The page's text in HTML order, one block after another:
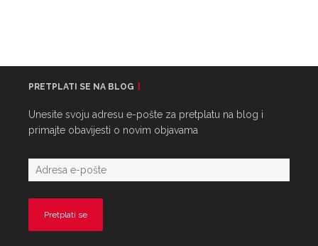
PRETPLATI SE NA BLOG
Unesite svoju adresu e-pošte za pretplatu na blog i
primajte obavijesti o novim objavama